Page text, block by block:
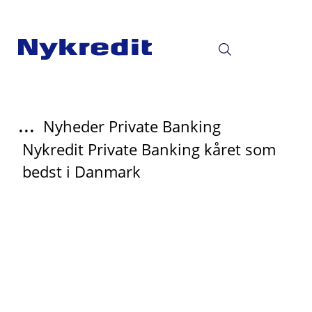
... Nyheder Private Banking
Nykredit Private Banking kåret som
bedst i Danmark